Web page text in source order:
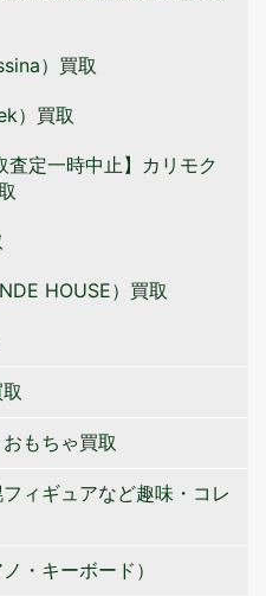
）買取
）買取
査定一時中止】カリモク
HOUSE）買取
もちゃ買取
ィギュアなど趣味・コレ
・キーボード）